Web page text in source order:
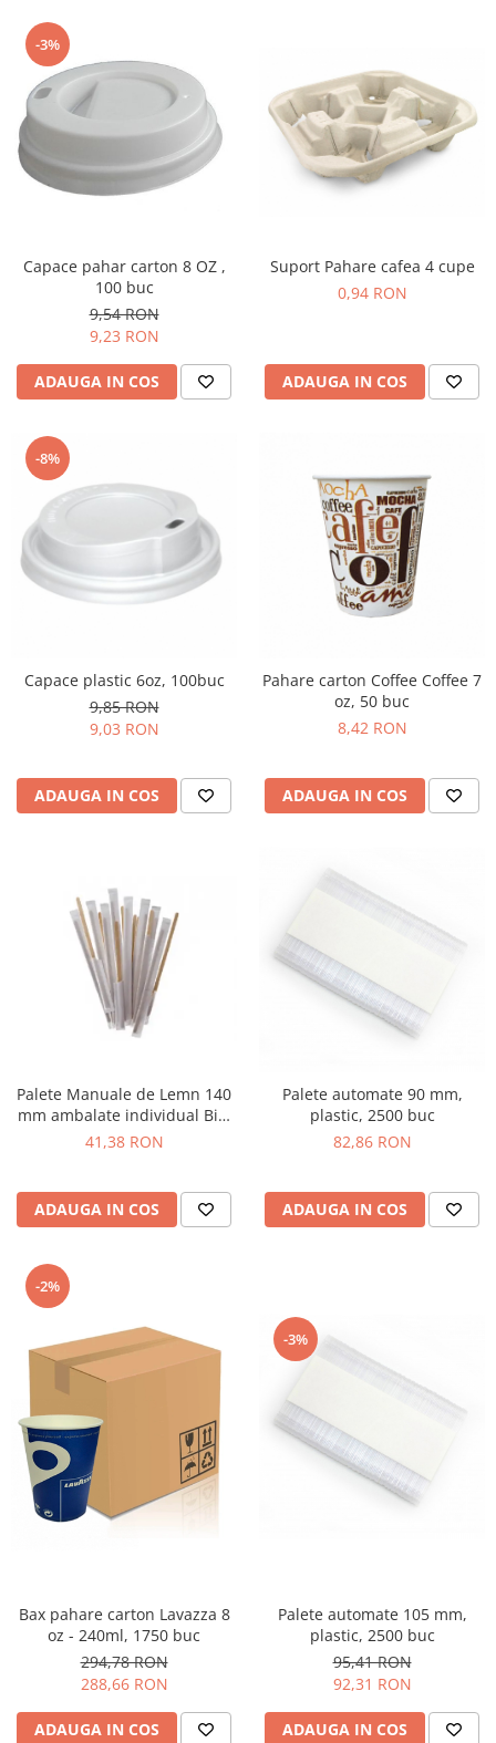
-3%
Capace pahar carton 8 OZ ,
100 buc
9,54 RON
9,23 RON
ADAUGA IN COS
Suport Pahare cafea 4 cupe
0,94 RON
ADAUGA IN COS
-8%
Capace plastic 6oz, 100buc
9,85 RON
9,03 RON
ADAUGA IN COS
Pahare carton Coffee Coffee 7
oz, 50 buc
8,42 RON
ADAUGA IN COS
Palete Manuale de Lemn 140
mm ambalate individual Bio,
1000 buc
41,38 RON
ADAUGA IN COS
Palete automate 90 mm,
plastic, 2500 buc
82,86 RON
ADAUGA IN COS
-2%
Bax pahare carton Lavazza 8
oz - 240ml, 1750 buc
294,78 RON
288,66 RON
ADAUGA IN COS
-3%
Palete automate 105 mm,
plastic, 2500 buc
95,41 RON
92,31 RON
ADAUGA IN COS